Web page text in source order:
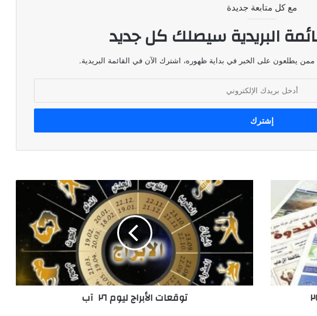
مع كل متابعة جديدة
البريدية سيصلك كل جديد
يطلعون على الخبر في بداية ظهوره، اشترك الآن في القائمة البريدية.
الأبراج
توقعات الأبراج ليوم ٢٦ آب